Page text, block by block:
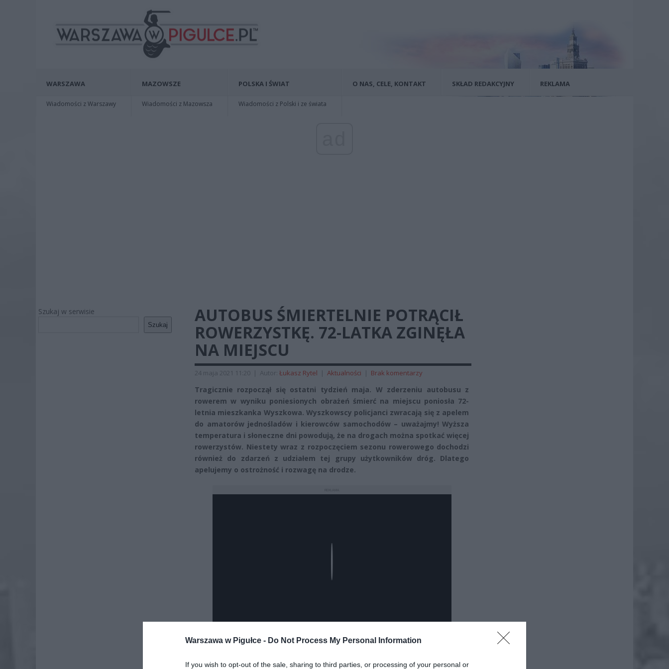
Warszawa w Pigułce - Do Not Process My Personal Information
If you wish to opt-out of the sale, sharing to third parties, or processing of your personal or
WARSZAWA
Wiadomości z Warszawy
MAZOWSZE
Wiadomości z Mazowsza
POLSKA I ŚWIAT
Wiadomości z Polski i ze świata
O NAS, CELE, KONTAKT SKŁAD REDAKCYJNY REKLAMA
Szukaj w serwisie
Szukaj
AUTOBUS ŚMIERTELNIE POTRĄCIŁ
ROWERZYSTKĘ. 72-LATKA ZGINĘŁA
NA MIEJSCU
24 maja 2021 11:20 | Autor: Łukasz Rytel | Aktualności | Brak komentarzy
Tragicznie rozpoczął się ostatni tydzień maja. W zderzeniu autobusu z
rowerem w wyniku poniesionych obrażeń śmierć na miejscu poniosła 72-
letnia mieszkanka Wyszkowa. Wyszkowscy policjanci zwracają się z apelem
do amatorów jednośladów i kierowców samochodów – uważajmy! Wyższa
temperatura i słoneczne dni powodują, że na drogach można spotkać więcej
rowerzystów. Niestety wraz z rozpoczęciem sezonu rowerowego dochodzi
również do zdarzeń z udziałem tej grupy użytkowników dróg. Dlatego
apelujemy o ostrożność i rozwagę na drodze.